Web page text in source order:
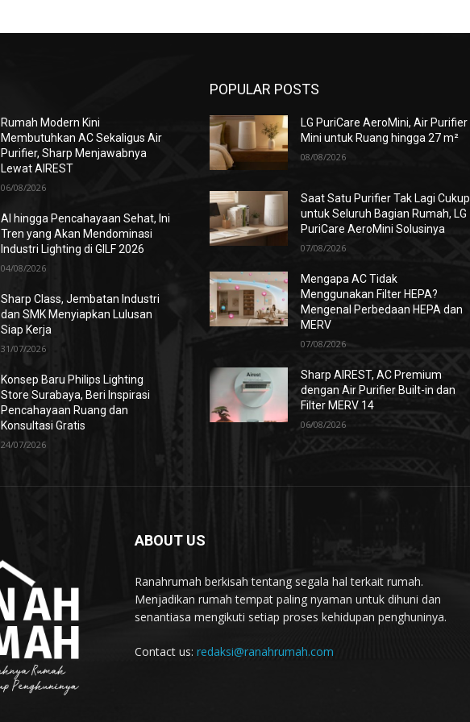
Rumah Modern Kini
Membutuhkan AC Sekaligus Air
Purifier, Sharp Menjawabnya
Lewat AIREST
06/08/2026
AI hingga Pencahayaan Sehat, Ini
Tren yang Akan Mendominasi
Industri Lighting di GILF 2026
04/08/2026
Sharp Class, Jembatan Industri
dan SMK Menyiapkan Lulusan
Siap Kerja
31/07/2026
Konsep Baru Philips Lighting
Store Surabaya, Beri Inspirasi
Pencahayaan Ruang dan
Konsultasi Gratis
24/07/2026
POPULAR POSTS
LG PuriCare AeroMini, Air Purifier
Mini untuk Ruang hingga 27 m²
08/08/2026
Saat Satu Purifier Tak Lagi Cukup
untuk Seluruh Bagian Rumah, LG
PuriCare AeroMini Solusinya
07/08/2026
Mengapa AC Tidak
Menggunakan Filter HEPA?
Mengenal Perbedaan HEPA dan
MERV
07/08/2026
Sharp AIREST, AC Premium
dengan Air Purifier Built-in dan
Filter MERV 14
06/08/2026
ABOUT US
Ranahrumah berkisah tentang segala hal terkait rumah.
Menjadikan rumah tempat paling nyaman untuk dihuni dan
senantiasa mengikuti setiap proses kehidupan penghuninya.
Contact us: redaksi@ranahrumah.com